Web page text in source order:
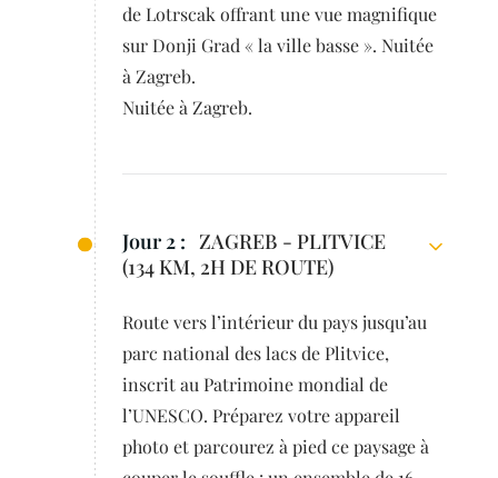
de Lotrscak offrant une vue magnifique
sur Donji Grad « la ville basse ». Nuitée
à Zagreb.
Nuitée à Zagreb.
Jour 2 : ZAGREB - PLITVICE
(134 KM, 2H DE ROUTE)
Route vers l’intérieur du pays jusqu’au
parc national des lacs de Plitvice,
inscrit au Patrimoine mondial de
l’UNESCO. Préparez votre appareil
photo et parcourez à pied ce paysage à